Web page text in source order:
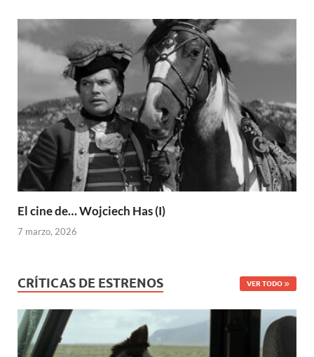
El cine de… Wojciech Has (I)
7 marzo, 2026
CRÍTICAS DE ESTRENOS VER TODO